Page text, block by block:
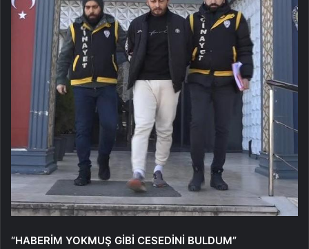
“HABERİM YOKMUŞ GİBİ CESEDİNİ BULDUM”